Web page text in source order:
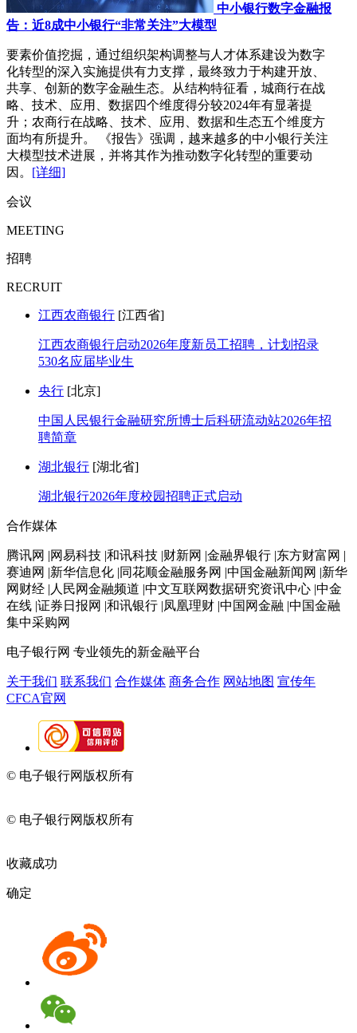
中小银行数字金融报
告：近8成中小银行“非常关注”大模型
要素价值挖掘，通过组织架构调整与人才体系建设为数字
化转型的深入实施提供有力支撑，最终致力于构建开放、
共享、创新的数字金融生态。从结构特征看，城商行在战
略、技术、应用、数据四个维度得分较2024年有显著提
升；农商行在战略、技术、应用、数据和生态五个维度方
面均有所提升。 《报告》强调，越来越多的中小银行关注
大模型技术进展，并将其作为推动数字化转型的重要动
因。 [详细]
会议
MEETING
招聘
RECRUIT
江西农商银行 [江西省]
江西农商银行启动2026年度新员工招聘，计划招录
530名应届毕业生
央行 [北京]
中国人民银行金融研究所博士后科研流动站2026年招
聘简章
湖北银行 [湖北省]
湖北银行2026年度校园招聘正式启动
合作媒体
腾讯网 |网易科技 |和讯科技 |财新网 |金融界银行 |东方财富网 |
赛迪网 |新华信息化 |同花顺金融服务网 |中国金融新闻网 |新华
网财经 |人民网金融频道 |中文互联网数据研究资讯中心 |中金
在线 |证券日报网 |和讯银行 |凤凰理财 |中国网金融 |中国金融
集中采购网
电子银行网 专业领先的新金融平台
关于我们 联系我们 合作媒体 商务合作 网站地图 宣传年
CFCA官网
© 电子银行网版权所有
© 电子银行网版权所有
收藏成功
确定